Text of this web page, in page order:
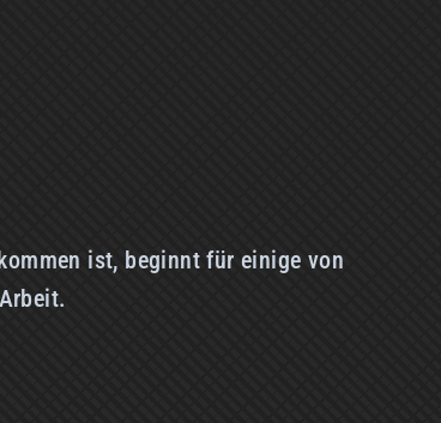
ist, beginnt für einige von
Büros brennt noc